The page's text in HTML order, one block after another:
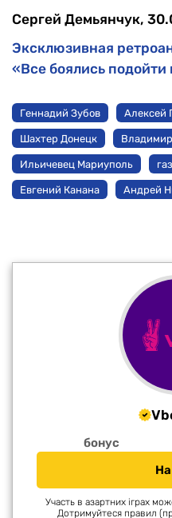
Сергей Демьянчук,
Эксклюзивная
«Все боялись
Геннадий Зубов Алексей
Шахтер Донецк
Ильичевец Мариуполь
Евгений Канана Андрей
бонус
Участь в азартних іграх
Дотримуйтеся правил